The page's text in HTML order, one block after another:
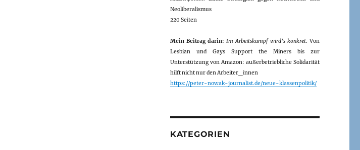
Neoliberalismus
220 Seiten
Mein Beitrag darin: Im Arbeitskampf wird’s konkret. Von
Lesbian und Gays Support the Miners bis zur
Unterstützung von Amazon: außerbetriebliche Solidarität
hilft nicht nur den Arbeiter_innen
https://peter-nowak-journalist.de/neue-klassenpolitik/
KATEGORIEN